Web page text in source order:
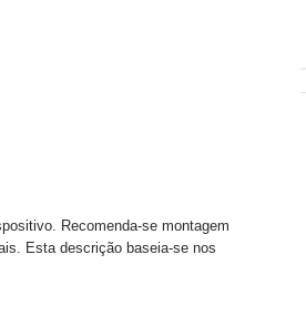
Recomenda-se montagem
Esta descrição baseia-se nos